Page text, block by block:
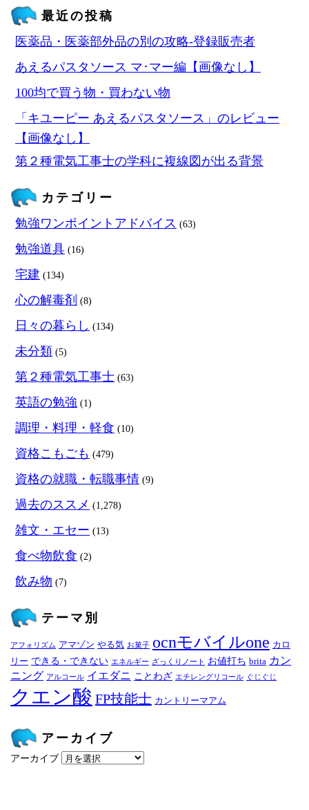
最近の投稿
医薬品・医薬部外品の別の攻略‐登録販売者
あえるパスタソース マ･マー編【画像なし】
100均で買う物・買わない物
「キユーピー あえるパスタソース」のレビュー
【画像なし】
第２種電気工事士の学科に複線図が出る背景
カテゴリー
勉強ワンポイントアドバイス (63)
勉強道具 (16)
宅建 (134)
心の解毒剤 (8)
日々の暮らし (134)
未分類 (5)
第２種電気工事士 (63)
英語の勉強 (1)
調理・料理・軽食 (10)
資格こもごも (479)
資格の就職・転職事情 (9)
過去のススメ (1,278)
雑文・エセー (13)
食べ物飲食 (2)
飲み物 (7)
テーマ別
アフォリズム アマゾン やる気 お菓子 ocnモバイルone カロ
リー できる・できない エネルギー ざっくりノート お値打ち brita カン
ニング アルコール イエダニ ことわざ エチレングリコール ぐじぐじ
クエン酸 FP技能士 カントリーマアム
アーカイブ
アーカイブ